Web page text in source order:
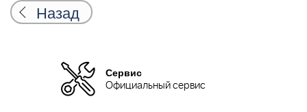
Назад
Сервис
Официальный сервис